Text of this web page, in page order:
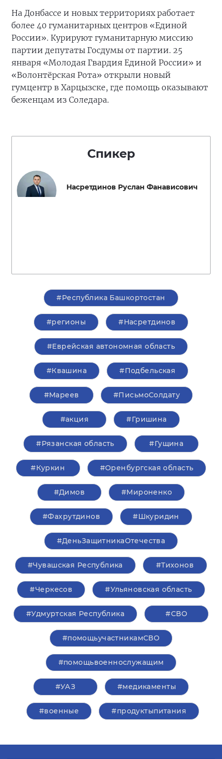
На Донбассе и новых территориях работает
более 40 гуманитарных центров «Единой
России». Курируют гуманитарную миссию
партии депутаты Госдумы от партии. 25
января «Молодая Гвардия Единой России» и
«Волонтёрская Рота» открыли новый
гумцентр в Харцызске, где помощь оказывают
беженцам из Соледара.
Спикер
Насретдинов Руслан Фанависович
#Республика Башкортостан
#регионы #Насретдинов
#Еврейская автономная область
#Квашина #Подбельская
#Мареев #ПисьмоСолдату
#акция #Гришина
#Рязанская область #Гущина
#Куркин #Оренбургская область
#Димов #Мироненко
#Фахрутдинов #Шкуридин
#ДеньЗащитникаОтечества
#Чувашская Республика #Тихонов
#Черкесов #Ульяновская область
#Удмуртская Республика #СВО
#помощьучастникамСВО
#помощьвоеннослужащим
#УАЗ #медикаменты
#военные #продуктыпитания